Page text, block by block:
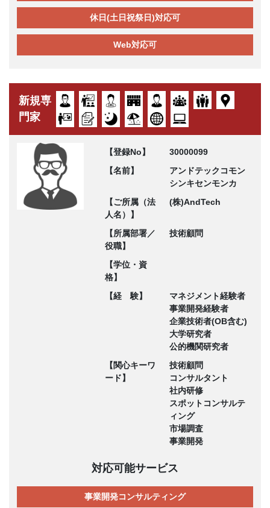
休日(土日祝祭日)対応可
Web対応可
新規専
門家
【登録No】
30000099
【名前】
アンドテックコモン
シンキセンモンカ
【ご所属（法
人名）】
(株)AndTech
【所属部署／
役職】
技術顧問
【学位・資
格】
【経 験】
マネジメント経験者
事業開発経験者
企業技術者(OB含む)
大学研究者
公的機関研究者
【関心キーワ
ード】
技術顧問
コンサルタント
社内研修
スポットコンサルテ
ィング
市場調査
事業開発
対応可能サービス
事業開発コンサルティング